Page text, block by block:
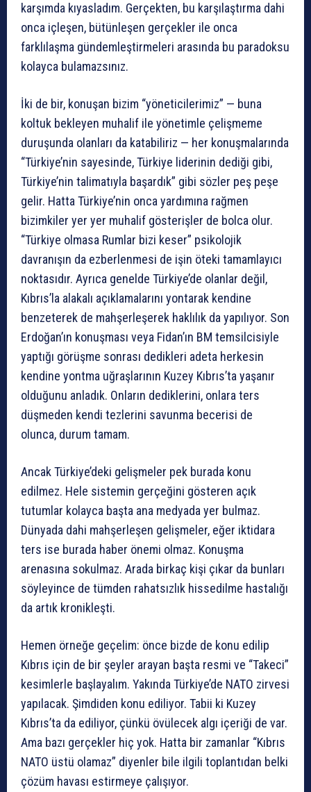
karşımda kıyasladım. Gerçekten, bu karşılaştırma dahi
onca içleşen, bütünleşen gerçekler ile onca
farklılaşma gündemleştirmeleri arasında bu paradoksu
kolayca bulamazsınız.
İki de bir, konuşan bizim “yöneticilerimiz” — buna
koltuk bekleyen muhalif ile yönetimle çelişmeme
duruşunda olanları da katabiliriz — her konuşmalarında
“Türkiye’nin sayesinde, Türkiye liderinin dediği gibi,
Türkiye’nin talimatıyla başardık” gibi sözler peş peşe
gelir. Hatta Türkiye’nin onca yardımına rağmen
bizimkiler yer yer muhalif gösterişler de bolca olur.
“Türkiye olmasa Rumlar bizi keser” psikolojik
davranışın da ezberlenmesi de işin öteki tamamlayıcı
noktasıdır. Ayrıca genelde Türkiye’de olanlar değil,
Kıbrıs’la alakalı açıklamalarını yontarak kendine
benzeterek de mahşerleşerek haklılık da yapılıyor. Son
Erdoğan’ın konuşması veya Fidan’ın BM temsilcisiyle
yaptığı görüşme sonrası dedikleri adeta herkesin
kendine yontma uğraşlarının Kuzey Kıbrıs’ta yaşanır
olduğunu anladık. Onların dediklerini, onlara ters
düşmeden kendi tezlerini savunma becerisi de
olunca, durum tamam.
Ancak Türkiye’deki gelişmeler pek burada konu
edilmez. Hele sistemin gerçeğini gösteren açık
tutumlar kolayca başta ana medyada yer bulmaz.
Dünyada dahi mahşerleşen gelişmeler, eğer iktidara
ters ise burada haber önemi olmaz. Konuşma
arenasına sokulmaz. Arada birkaç kişi çıkar da bunları
söyleyince de tümden rahatsızlık hissedilme hastalığı
da artık kronikleşti.
Hemen örneğe geçelim: önce bizde de konu edilip
Kıbrıs için de bir şeyler arayan başta resmi ve “Takeci”
kesimlerle başlayalım. Yakında Türkiye’de NATO zirvesi
yapılacak. Şimdiden konu ediliyor. Tabii ki Kuzey
Kıbrıs’ta da ediliyor, çünkü övülecek algı içeriği de var.
Ama bazı gerçekler hiç yok. Hatta bir zamanlar “Kıbrıs
NATO üstü olamaz” diyenler bile ilgili toplantıdan belki
çözüm havası estirmeye çalışıyor.